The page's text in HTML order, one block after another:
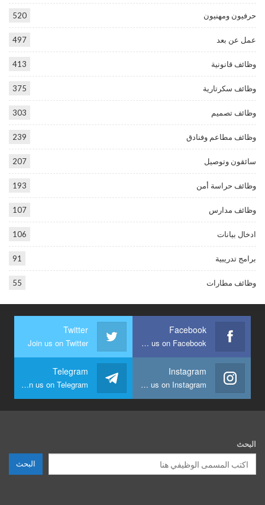
حرفيون ومهنيون 520
عمل عن بعد 497
وظائف قانونية 413
وظائف سكرتارية 375
وظائف تصميم 303
وظائف مطاعم وفنادق 239
سائقون وتوصيل 207
وظائف حراسة أمن 193
وظائف مدارس 107
ادخال بيانات 106
برامج تدريبية 91
وظائف مطارات 55
Facebook
Join us on Facebook
Twitter
Join us on Twitter
Instagram
Join us on Instagram
Telegram
Join us on Telegram
البحث
البحث